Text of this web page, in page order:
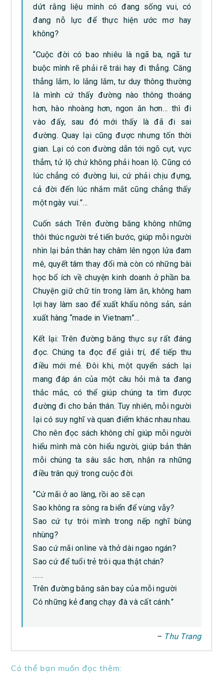
dứt rằng liệu mình có đang sống vui, có
đang nỗ lực để thực hiện ước mơ hay
không?
“Cuộc đời có bao nhiêu là ngã ba, ngã tư
buộc mình rẽ phải rẽ trái hay đi thẳng. Căng
thẳng lắm, lo lắng lắm, tư duy thông thường
là mình cứ thấy đường nào thông thoáng
hơn, hào nhoàng hơn, ngon ăn hơn… thì đi
vào đấy, sau đó mới thấy là đã đi sai
đường. Quay lại cũng được nhưng tốn thời
gian. Lại có con đường dẫn tới ngõ cụt, vực
thẳm, tử lộ chứ không phải hoan lộ. Cũng có
lúc chẳng có đường lui, cứ phải chịu đựng,
cả đời đến lúc nhắm mắt cũng chẳng thấy
một ngày vui.”…
Cuốn sách Trên đường băng không những
thôi thúc người trẻ tiến bước, giúp mỗi người
nhìn lại bản thân hay châm lên ngọn lửa đam
mê, quyết tâm thay đổi mà còn có những bài
học bổ ích về chuyện kinh doanh ở phần ba.
Chuyện giữ chữ tín trong làm ăn, không ham
lợi hay làm sao để xuất khẩu nông sản, sản
xuất hàng “made in Vietnam”…
Kết lại: Trên đường băng thực sự rất đáng
đọc. Chúng ta đọc để giải trí, để tiếp thu
điều mới mẻ. Đôi khi, một quyển sách lại
mang đáp án của một câu hỏi mà ta đang
thắc mắc, có thể giúp chúng ta tìm được
đường đi cho bản thân. Tuy nhiên, mỗi người
lại có suy nghĩ và quan điểm khác nhau nhau.
Cho nên đọc sách không chỉ giúp mỗi người
hiểu mình mà còn hiểu người, giúp bản thân
mỗi chúng ta sâu sắc hơn, nhận ra những
điều trân quý trong cuộc đời.
“Cứ mãi ở ao làng, rồi ao sẽ cạn
Sao không ra sông ra biển để vùng vẫy?
Sao cứ tự trói mình trong nếp nghĩ bùng
nhùng?
Sao cứ mãi online và thở dài ngao ngán?
Sao cứ để tuổi trẻ trôi qua thật chán?
……
Trên đường băng sân bay của mỗi người
Có những kẻ đang chạy đà và cất cánh.”
– Thu Trang
Có thể bạn muốn đọc thêm: